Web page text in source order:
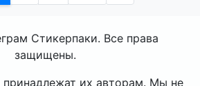
Стикерпаки. Все права
защищены.
принадлежат их авторам. Мы не